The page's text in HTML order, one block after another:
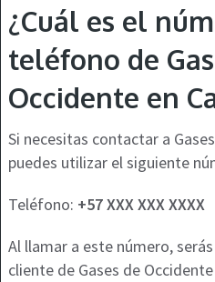
¿Cuál es el
teléfono de
Occidente en
Si necesitas contactar a
puedes utilizar el siguiente
Teléfono: +57 XXX XXX XXXX
Al llamar a este número,
cliente de Gases de